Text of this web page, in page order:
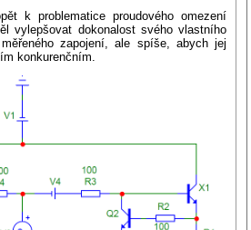
k problematice proudového omezení
vylepšovat dokonalost svého vlastního
zapojení, ale spíše, abych jej
konkurenčním.